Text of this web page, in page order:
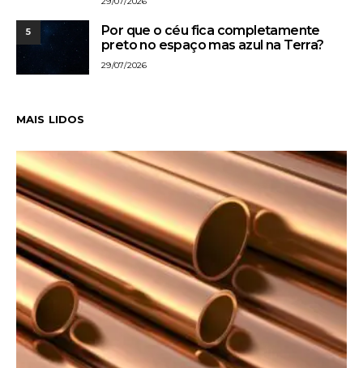
5
Por que o céu fica completamente
preto no espaço mas azul na Terra?
29/07/2026
MAIS LIDOS